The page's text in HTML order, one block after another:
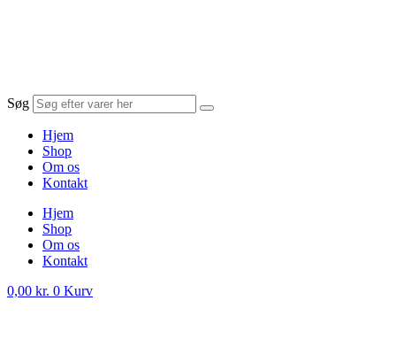
Søg
Hjem
Shop
Om os
Kontakt
Hjem
Shop
Om os
Kontakt
0,00 kr. 0 Kurv